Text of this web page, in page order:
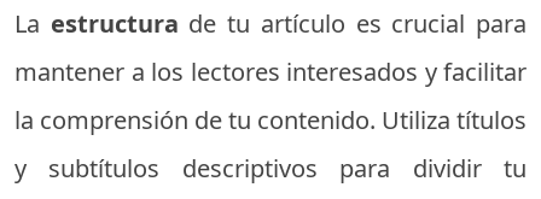
La estructura de tu artículo es crucial para
mantener a los lectores interesados y facilitar
la comprensión de tu contenido. Utiliza títulos
y subtítulos descriptivos para dividir tu